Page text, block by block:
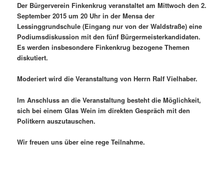
Der Bürgerverein Finkenkrug veranstaltet am Mittwoch den 2.
September 2015 um 20 Uhr in der Mensa der
Lessinggrundschule (Eingang nur von der Waldstraße) eine
Podiumsdiskussion mit den fünf Bürgermeisterkandidaten.
Es werden insbesondere Finkenkrug bezogene Themen
diskutiert.
Moderiert wird die Veranstaltung von Herrn Ralf Vielhaber.
Im Anschluss an die Veranstaltung besteht die Möglichkeit,
sich bei einem Glas Wein im direkten Gespräch mit den
Politkern auszutauschen.
Wir freuen uns über eine rege Teilnahme.